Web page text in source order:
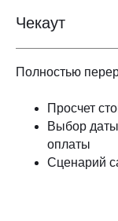
Чекаут
Полностью
Просчет
Выбор
оплаты
Сценарий